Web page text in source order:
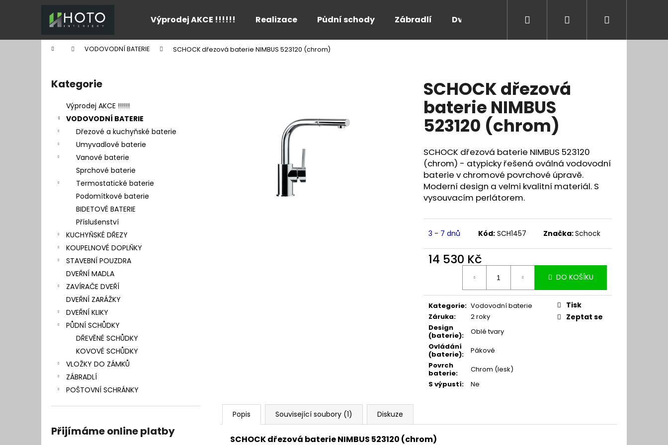
Výprodej AKCE !!!!!! Realizace Půdní schody Zábradlí Dveře a zárubně Kontakt Blog
Přihlášení
Domů VODOVODNÍ BATERIE SCHOCK dřezová baterie NIMBUS 523120 (chrom)
Přeskočit
kategorie
Kategorie
Výprodej AKCE !!!!!!
VODOVODNÍ BATERIE
Dřezové a kuchyňské baterie
Umyvadlové baterie
Vanové baterie
Sprchové baterie
Termostatické baterie
Podomítkové baterie
BIDETOVÉ BATERIE
Příslušenství
KUCHYŇSKÉ DŘEZY
KOUPELNOVÉ DOPLŇKY
STAVEBNÍ POUZDRA
DVEŘNÍ MADLA
ZAVÍRAČE DVEŘÍ
DVEŘNÍ ZARÁŽKY
DVEŘNÍ KLIKY
PŮDNÍ SCHŮDKY
DŘEVĚNÉ SCHŮDKY
KOVOVÉ SCHŮDKY
VLOŽKY DO ZÁMKŮ
ZÁBRADLÍ
POŠTOVNÍ SCHRÁNKY
Přijímáme online platby
SCHOCK dřezová
baterie NIMBUS
523120 (chrom)
SCHOCK dřezová baterie NIMBUS 523120
(chrom) - atypicky řešená oválná vodovodní
baterie v chromové povrchové úpravě.
Moderní design a velmi kvalitní materiál. S
vysouvacím perlátorem.
3 - 7 dnů Kód: SCH1457 Značka:Schock
14 530 Kč
DO KOŠÍKU
Kategorie: Vodovodní baterie
Záruka:
2 roky
Design
(baterie):
Oblé tvary
Ovládání
(baterie):
Pákové
Povrch
baterie:
Chrom (lesk)
S výpustí: Ne
Tisk
Zeptat se
Popis Související soubory (1) Diskuze
SCHOCK dřezová baterie NIMBUS 523120 (chrom)
í
Zpět
do
Zpět
do
Co potřebujete najít?
Doporučujeme